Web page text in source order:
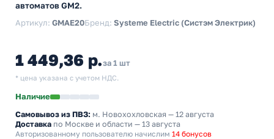
автоматов GM2.
Артикул: GMAE20Бренд: Systeme Electric (Систэм Электрик)
1 449,36 р.за 1 шт
* цена указана с учетом НДС.
Наличие
Самовывоз из ПВЗ: м. Новохохловская — 12 августа
Доставка по Москве и области — 13 августа
Авторизованному пользователю начислим 14 бонусов